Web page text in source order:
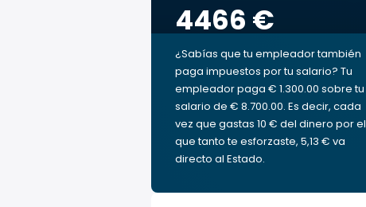
4466 €
¿Sabías que tu empleador también
paga impuestos por tu salario? Tu
empleador paga € 1.300.00 sobre tu
salario de € 8.700.00. Es decir, cada
vez que gastas 10 € del dinero por el
que tanto te esforzaste, 5,13 € va
directo al Estado.